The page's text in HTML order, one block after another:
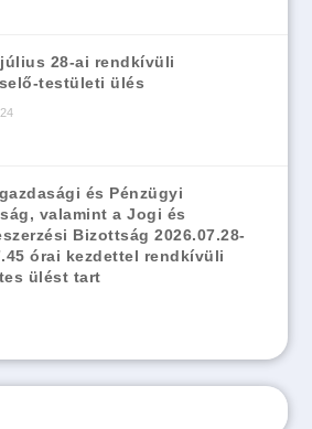
július 28-ai rendkívüli
testületi ülés
és Pénzügyi
valamint a Jogi és
Bizottság 2026.07.28-
órai kezdettel rendkívüli
ülést tart